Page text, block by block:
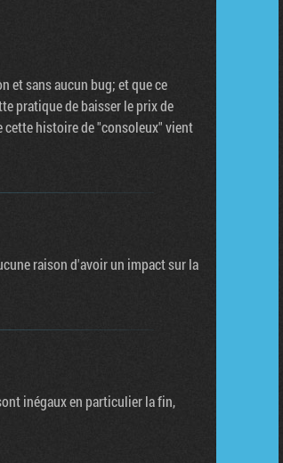
et sans aucun bug; et que ce
pratique de baisser le prix de
cette histoire de "consoleux" vient
raison d'avoir un impact sur la
inégaux en particulier la fin,